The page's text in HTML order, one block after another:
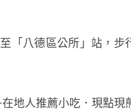
至「八德區公所」 站， 步